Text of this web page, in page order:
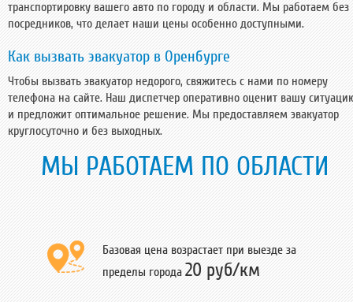
транспортировку вашего авто по городу и области. Мы работаем без
посредников, что делает наши цены особенно доступными.
Как вызвать эвакуатор в Оренбурге
Чтобы вызвать эвакуатор недорого, свяжитесь с нами по номеру
телефона на сайте. Наш диспетчер оперативно оценит вашу
и предложит оптимальное решение. Мы предоставляем эвакуатор
круглосуточно и без выходных.
МЫ РАБОТАЕМ ПО ОБЛАСТИ
Базовая цена возрастает при выезде за
пределы города 20 руб/км